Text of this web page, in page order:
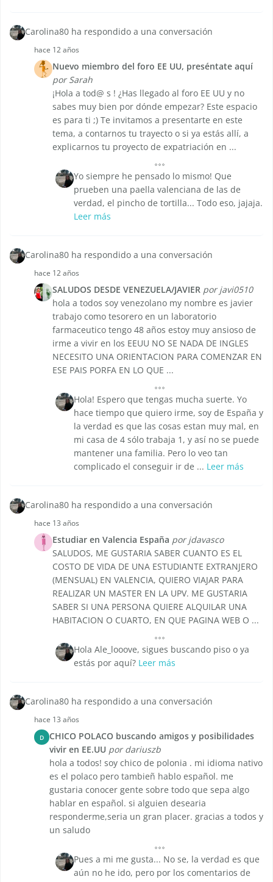
Carolina80 ha respondido a una conversación
hace 12 años
Nuevo miembro del foro EE UU, preséntate aquí
por Sarah
¡Hola a tod@ s ! ¿Has llegado al foro EE UU y no
sabes muy bien por dónde empezar? Este espacio
es para ti ;) Te invitamos a presentarte en este
tema, a contarnos tu trayecto o si ya estás allí, a
explicarnos tu proyecto de expatriación en ...
Yo siempre he pensado lo mismo! Que
prueben una paella valenciana de las de
verdad, el pincho de tortilla... Todo eso, jajaja.
Leer más
Carolina80 ha respondido a una conversación
hace 12 años
SALUDOS DESDE VENEZUELA/JAVIER por javi0510
hola a todos soy venezolano my nombre es javier
trabajo como tesorero en un laboratorio
farmaceutico tengo 48 años estoy muy ansioso de
irme a vivir en los EEUU NO SE NADA DE INGLES
NECESITO UNA ORIENTACION PARA COMENZAR EN
ESE PAIS PORFA EN LO QUE ...
Hola! Espero que tengas mucha suerte. Yo
hace tiempo que quiero irme, soy de España y
la verdad es que las cosas estan muy mal, en
mi casa de 4 sólo trabaja 1, y así no se puede
mantener una familia. Pero lo veo tan
complicado el conseguir ir de ... Leer más
Carolina80 ha respondido a una conversación
hace 13 años
Estudiar en Valencia España por jdavasco
SALUDOS, ME GUSTARIA SABER CUANTO ES EL
COSTO DE VIDA DE UNA ESTUDIANTE EXTRANJERO
(MENSUAL) EN VALENCIA, QUIERO VIAJAR PARA
REALIZAR UN MASTER EN LA UPV. ME GUSTARIA
SABER SI UNA PERSONA QUIERE ALQUILAR UNA
HABITACION O CUARTO, EN QUE PAGINA WEB O ...
Hola Ale_looove, sigues buscando piso o ya
estás por aquí? Leer más
Carolina80 ha respondido a una conversación
hace 13 años
D
CHICO POLACO buscando amigos y posibilidades
vivir en EE.UU por dariuszb
hola a todos! soy chico de polonia . mi idioma nativo
es el polaco pero tambieñ hablo español. me
gustaria conocer gente sobre todo que sepa algo
hablar en español. si alguien desearia
responderme,seria un gran placer. gracias a todos y
un saludo
Pues a mi me gusta... No se, la verdad es que
aún no he ido, pero por los comentarios de